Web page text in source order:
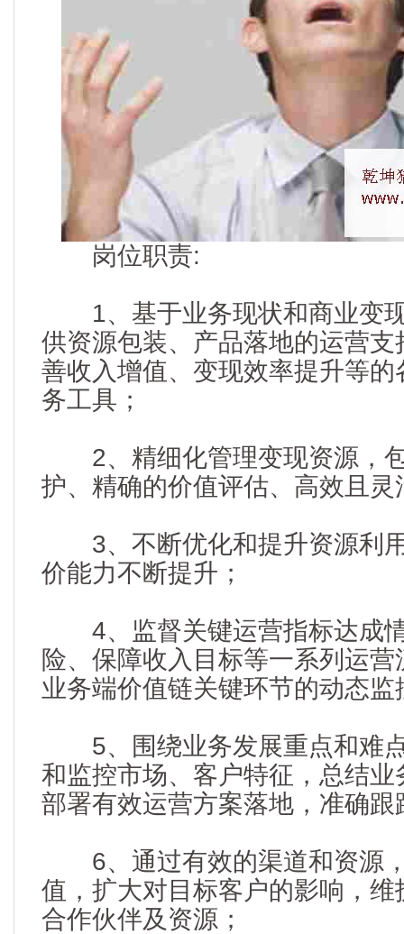
岗位职责:
1、基于业务现状和商业变
供资源包装、产品落地的运营
善收入增值、变现效率提升等
务工具；
2、精细化管理变现资源，
护、精确的价值评估、高效且灵
3、不断优化和提升资源利
价能力不断提升；
4、监督关键运营指标达成
险、保障收入目标等一系列运
业务端价值链关键环节的动态监
5、围绕业务发展重点和难
和监控市场、客户特征，总结
部署有效运营方案落地，准确
6、通过有效的渠道和资源
值，扩大对目标客户的影响，
合作伙伴及资源；